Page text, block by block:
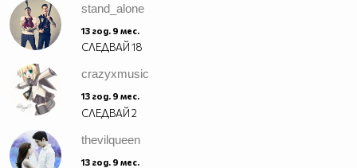
stand_alone
13 год. 9 мес.
СЛЕДВАЙ18
crazyxmusic
13 год. 9 мес.
СЛЕДВАЙ2
thevilqueen
13 год. 9 мес.